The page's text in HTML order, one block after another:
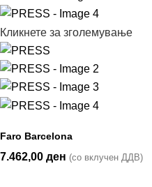
Кликнете за зголемување
Faro Barcelona
7.462,00 ден (со вклучен ДДВ)